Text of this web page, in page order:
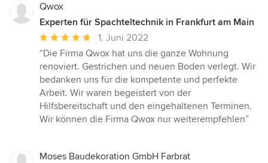
Qwox
Experten für Spachteltechnik in Frankfurt am Main
Durchschnittliche
Bewertung:
5
von
5
Sternen
1. Juni 2022
“Die Firma Qwox hat uns die ganze Wohnung
renoviert. Gestrichen und neuen Boden verlegt. Wir
bedanken uns für die kompetente und perfekte
Arbeit. Wir waren begeistert von der
Hilfsbereitschaft und den eingehaltenen Terminen.
Wir können die Firma Qwox nur weiterempfehlen”
Moses Baudekoration GmbH Farbrat